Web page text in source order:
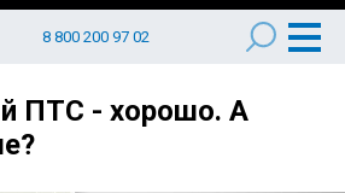
8 800 200 97 02
ПТС - хорошо. А